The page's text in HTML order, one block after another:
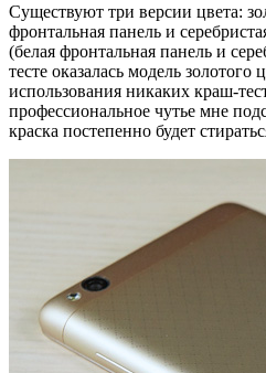
Существуют три версии цвета:
фронтальная панель и
(белая фронтальная панель и
тесте оказалась модель золотого
использования никаких краш-
профессиональное чутье мне
краска постепенно будет